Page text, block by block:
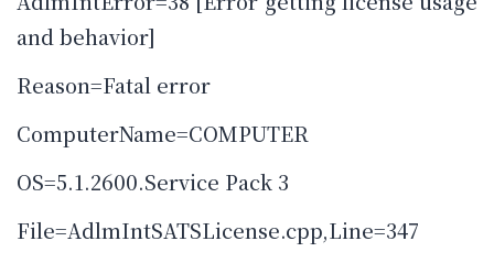
and behavior]
Reason=Fatal error
ComputerName=COMPUTER
OS=5.1.2600.Service Pack 3
File=AdlmIntSATSLicense.cpp,Line=347